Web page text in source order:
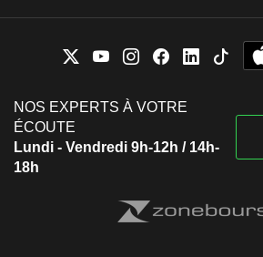
NOS EXPERTS À VOTRE
ÉCOUTE
Lundi - Vendredi 9h-12h / 14h-
18h